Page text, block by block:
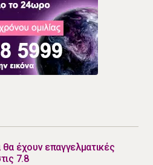
έχουν επαγγελματικές
7.8